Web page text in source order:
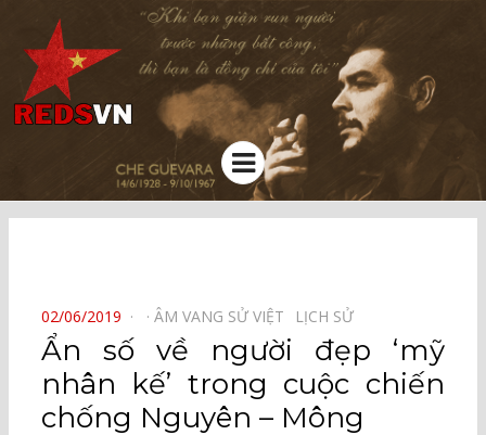
Kênh chia sẻ tri thức cộng đồng
Menu
POSTED
ON
02/06/2019 ÂM VANG SỬ VIỆT⠀ LỊCH SỬ⠀
Ẩn số về người đẹp ‘mỹ
nhân kế’ trong cuộc chiến
chống Nguyên – Mông